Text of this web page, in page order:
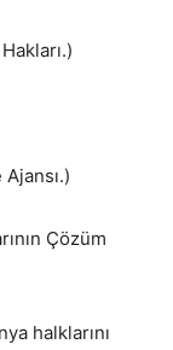
Ajansı.)
Çözüm
halklarını